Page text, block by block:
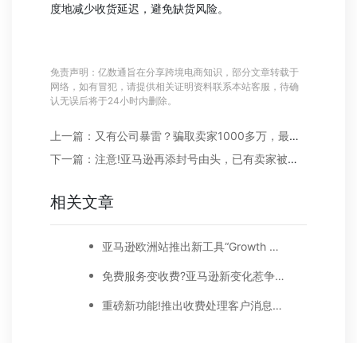
度地减少收货延迟，避免缺货风险。
免责声明：亿数通旨在分享跨境电商知识，部分文章转载于
网络，如有冒犯，请提供相关证明资料联系本站客服，待确
认无误后将于24小时内删除。
上一篇：又有公司暴雷？骗取卖家1000多万，最新官方回应来了
下一篇：注意!亚马逊再添封号由头，已有卖家被关店处理!
相关文章
亚马逊欧洲站推出新工具“Growth Opportunities”
免费服务变收费?亚马逊新变化惹争议!
重磅新功能!推出收费处理客户消息?亚马逊欧洲站需提交承运人和跟踪信息!